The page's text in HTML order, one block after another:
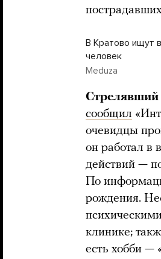
В Кратово ищут
человек
Meduza
сообщил
очевидцы
он работал в
действий —
По
рождения.
клинике;
есть хобби —